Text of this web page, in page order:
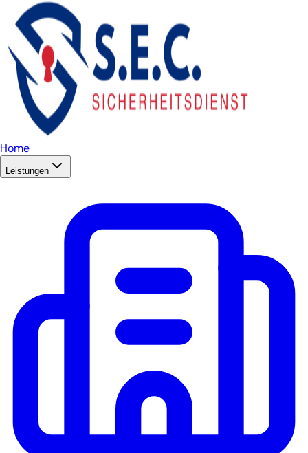
Home
Leistungen